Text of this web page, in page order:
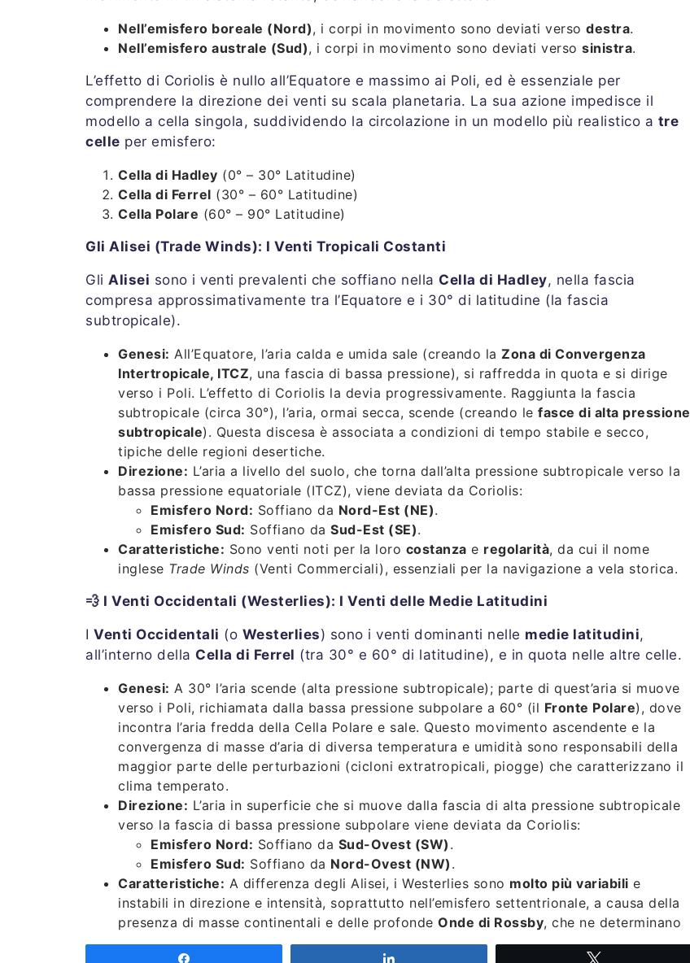
Nell’emisfero boreale (Nord), i corpi in movimento sono deviati verso destra.
Nell’emisfero australe (Sud), i corpi in movimento sono deviati verso sinistra.
L’effetto di Coriolis è nullo all’Equatore e massimo ai Poli, ed è essenziale per
comprendere la direzione dei venti su scala planetaria. La sua azione impedisce il
modello a cella singola, suddividendo la circolazione in un modello più realistico a tre
celle per emisfero:
Cella di Hadley (0° – 30° Latitudine)
Cella di Ferrel (30° – 60° Latitudine)
Cella Polare (60° – 90° Latitudine)
Gli Alisei (Trade Winds): I Venti Tropicali Costanti
Gli Alisei sono i venti prevalenti che soffiano nella Cella di Hadley, nella fascia
compresa approssimativamente tra l’Equatore e i 30° di latitudine (la fascia
subtropicale).
Genesi: All’Equatore, l’aria calda e umida sale (creando la Zona di Convergenza
Intertropicale, ITCZ, una fascia di bassa pressione), si raffredda in quota e si dirige
verso i Poli. L’effetto di Coriolis la devia progressivamente. Raggiunta la fascia
subtropicale (circa 30°), l’aria, ormai secca, scende (creando le fasce di alta pressione
subtropicale). Questa discesa è associata a condizioni di tempo stabile e secco,
tipiche delle regioni desertiche.
Direzione: L’aria a livello del suolo, che torna dall’alta pressione subtropicale verso la
bassa pressione equatoriale (ITCZ), viene deviata da Coriolis:
Emisfero Nord: Soffiano da Nord-Est (NE).
Emisfero Sud: Soffiano da Sud-Est (SE).
Caratteristiche: Sono venti noti per la loro costanza e regolarità, da cui il nome
inglese Trade Winds (Venti Commerciali), essenziali per la navigazione a vela storica.
💨 I Venti Occidentali (Westerlies): I Venti delle Medie Latitudini
I Venti Occidentali (o Westerlies) sono i venti dominanti nelle medie latitudini,
all’interno della Cella di Ferrel (tra 30° e 60° di latitudine), e in quota nelle altre celle.
Genesi: A 30° l’aria scende (alta pressione subtropicale); parte di quest’aria si muove
verso i Poli, richiamata dalla bassa pressione subpolare a 60° (il Fronte Polare), dove
incontra l’aria fredda della Cella Polare e sale. Questo movimento ascendente e la
convergenza di masse d’aria di diversa temperatura e umidità sono responsabili della
maggior parte delle perturbazioni (cicloni extratropicali, piogge) che caratterizzano il
clima temperato.
Direzione: L’aria in superficie che si muove dalla fascia di alta pressione subtropicale
verso la fascia di bassa pressione subpolare viene deviata da Coriolis:
Emisfero Nord: Soffiano da Sud-Ovest (SW) .
Emisfero Sud: Soffiano da Nord-Ovest (NW) .
Caratteristiche: A differenza degli Alisei, i Westerlies sono molto più variabili e
instabili in direzione e intensità, soprattutto nell’emisfero settentrionale, a causa della
presenza di masse continentali e delle profonde Onde di Rossby, che ne determinano
le oscillazioni. Sono particolarmente intensi e costanti nell’emisfero australe (dove le